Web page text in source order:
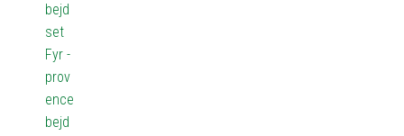
bejd
set
Fyr -
prov
ence
bejd